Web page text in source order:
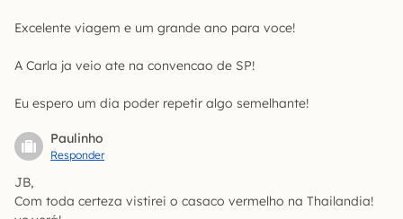
Excelente viagem e um grande ano para voce!
A Carla ja veio ate na convencao de SP!
Eu espero um dia poder repetir algo semelhante!
Paulinho
Responder
JB,
Com toda certeza vistirei o casaco vermelho na Thailandia!